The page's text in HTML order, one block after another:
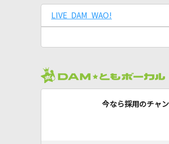
LIVE DAM WAO!
今なら採用のチャ